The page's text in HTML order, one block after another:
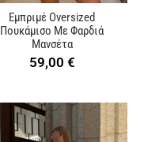
Εμπριμέ Oversized
Πουκάμισο Με Φαρδιά
Μανσέτα
59,00 €